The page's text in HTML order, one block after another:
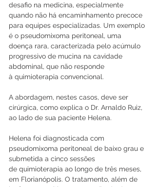
desafio na medicina, especialmente
quando não há encaminhamento precoce
para equipes especializadas. Um exemplo
é o pseudomixoma peritoneal, uma
doença rara, caracterizada pelo acúmulo
progressivo de mucina na cavidade
abdominal, que não responde
à quimioterapia convencional.
A abordagem, nestes casos, deve ser
cirúrgica, como explica o Dr. Arnaldo Ruiz,
ao lado de sua paciente Helena.
Helena foi diagnosticada com
pseudomixoma peritoneal de baixo grau e
submetida a cinco sessões
de quimioterapia ao longo de três meses,
em Florianópolis. O tratamento, além de